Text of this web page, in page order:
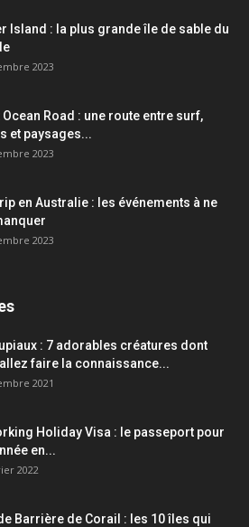
Island : la plus grande île de sable du
2023
Ocean Road : une route entre surf,
et paysages...
2023
en Australie : les événements à ne
2023
: 7 adorables créatures dont
faire la connaissance...
2021
Holiday Visa : le passeport pour
en...
2022
Barrière de Corail : les 10 îles qui